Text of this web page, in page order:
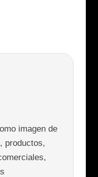
imagen de
productos,